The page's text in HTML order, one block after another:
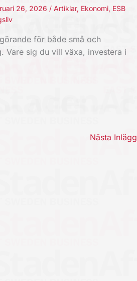
26, 2026 / Artiklar, Ekonomi, ESB
för både små och
Vare sig du vill växa, investera i
Nästa Inlägg